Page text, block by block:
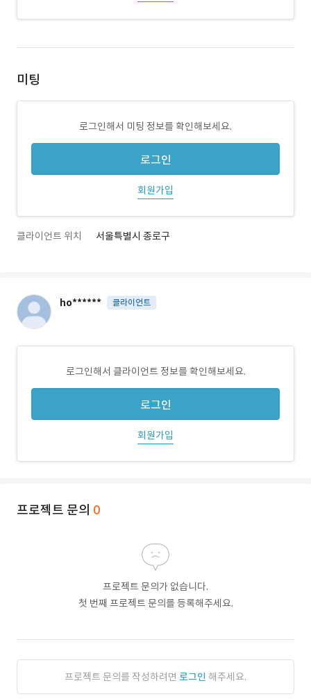
미팅
로그인해서 미팅 정보를 확인해보세요.
로그인
회원가입
클라이언트 위치 서울특별시 종로구
ho****** 클라이언트
로그인해서 클라이언트 정보를 확인해보세요.
로그인
회원가입
프로젝트 문의 0
프로젝트 문의가 없습니다.
첫 번째 프로젝트 문의를 등록해주세요.
프로젝트 문의를 작성하려면 로그인 해주세요.